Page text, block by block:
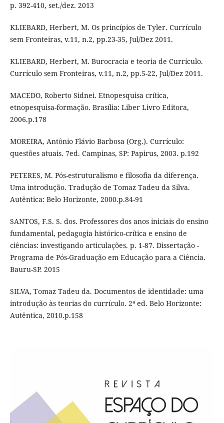
p. 392-410, set./dez. 2013
KLIEBARD, Herbert, M. Os princípios de Tyler. Currículo
sem Fronteiras, v.11, n.2, pp.23-35, Jul/Dez 2011.
KLIEBARD, Herbert, M. Burocracia e teoria de Currículo.
Currículo sem Fronteiras, v.11, n.2, pp.5-22, Jul/Dez 2011.
MACEDO, Roberto Sidnei. Etnopesquisa crítica,
etnopesquisa-formação. Brasília: Liber Livro Editora,
2006.p.178
MOREIRA, Antônio Flávio Barbosa (Org.). Currículo:
questões atuais. 7ed. Campinas, SP: Papirus, 2003. p.192
PETERES, M. Pós-estruturalismo e filosofia da diferença.
Uma introdução. Tradução de Tomaz Tadeu da Silva.
Autêntica: Belo Horizonte, 2000.p.84-91
SANTOS, F.S. S. dos. Professores dos anos iniciais do ensino
fundamental, pedagogia histórico-crítica e ensino de
ciências: investigando articulações. p. 1-87. Dissertação -
Programa de Pós-Graduação em Educação para a Ciência.
Bauru-SP. 2015
SILVA, Tomaz Tadeu da. Documentos de identidade: uma
introdução às teorias do currículo. 2ª ed. Belo Horizonte:
Autêntica, 2010.p.158